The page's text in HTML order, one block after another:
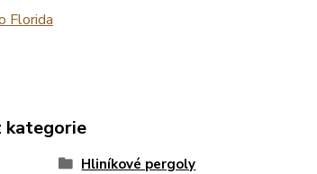
Florida
kategorie
Hliníkové pergoly